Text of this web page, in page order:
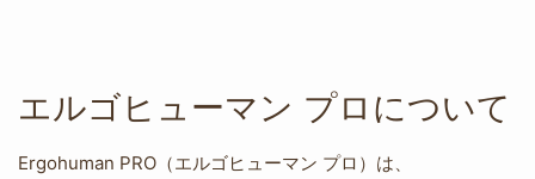
エルゴヒューマン プロについて
Ergohuman PRO（エルゴヒューマン プロ）は、